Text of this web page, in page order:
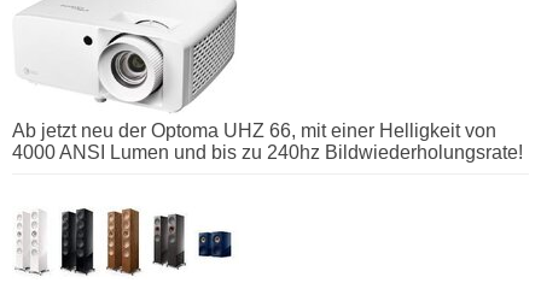
Ab jetzt neu der Optoma UHZ 66, mit einer Helligkeit von
4000 ANSI Lumen und bis zu 240hz Bildwiederholungsrate!